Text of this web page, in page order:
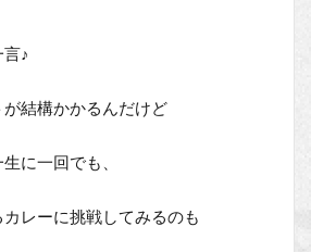
♪
結構かかるんだけど
に一回でも、
レーに挑戦してみるのも